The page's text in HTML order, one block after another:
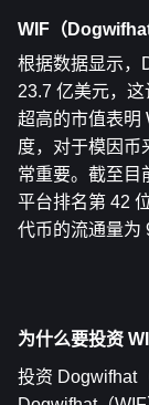
WIF（
根据数据显示，
23.7 亿美元，这
超高的市值表明
度，对于模因币
常重要。截至目
平台排名第 42
代币的流通量为
为什么要投资
投资 Dogwifhat